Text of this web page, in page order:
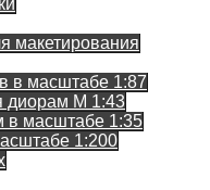
макетирования
в масштабе 1:87
диорам М 1:43
в масштабе 1:35
1:200